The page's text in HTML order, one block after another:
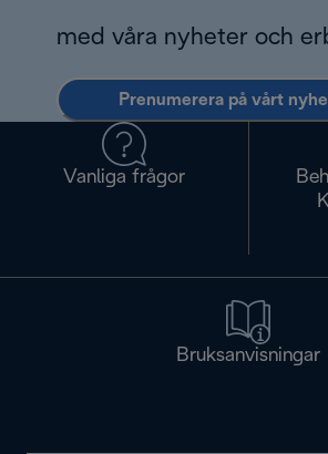
med våra nyheter och
Prenumerera på vårt
Vanliga frågor
Bruksanvisningar